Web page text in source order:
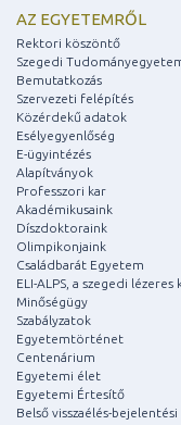
AZ EGYETEMRŐL
Rektori köszöntő
Szegedi
Bemutatkozás
Szervezeti felépítés
Közérdekű adatok
Esélyegyenlőség
E-ügyintézés
Alapítványok
Professzori kar
Akadémikusaink
Díszdoktoraink
Olimpikonjaink
Családbarát Egyetem
ELI-ALPS, a szegedi
Minőségügy
Szabályzatok
Egyetemtörténet
Centenárium
Egyetemi élet
Egyetemi Értesítő
Belső visszaélés-